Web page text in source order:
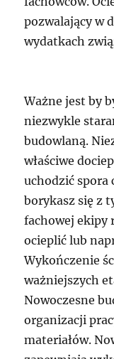
pozwalający w
wydatkach
Ważne jest by
niezwykle
budowlaną.
właściwe
uchodzić spora
borykasz się z
fachowej ekipy
ocieplić lub
Wykończenie
ważniejszych
Nowoczesne
organizacji
materiałów.